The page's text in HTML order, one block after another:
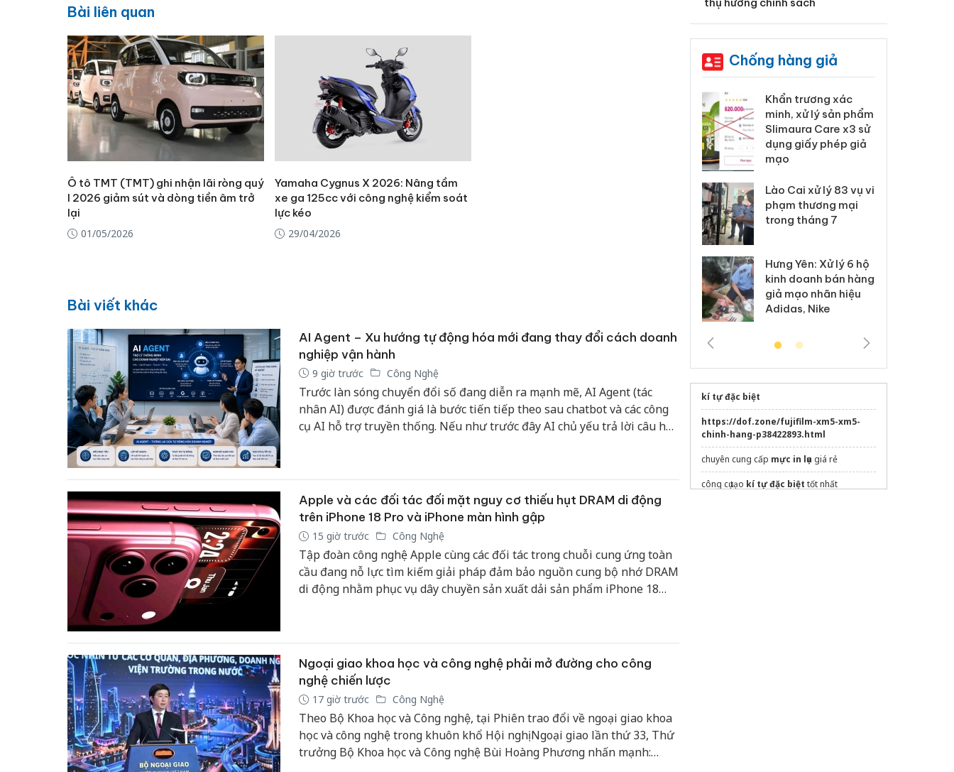
Bài liên quan
Ô tô TMT (TMT) ghi nhận lãi ròng quý
I 2026 giảm sút và dòng tiền âm trở
lại
01/05/2026
Yamaha Cygnus X 2026: Nâng tầm
xe ga 125cc với công nghệ kiểm soát
lực kéo
29/04/2026
Bài viết khác
AI Agent – Xu hướng tự động hóa mới đang thay đổi cách doanh
nghiệp vận hành
9 giờ trước Công Nghệ
Trước làn sóng chuyển đổi số đang diễn ra mạnh mẽ, AI Agent (tác
nhân AI) được đánh giá là bước tiến tiếp theo sau chatbot và các công
cụ AI hỗ trợ truyền thống. Nếu như trước đây AI chủ yếu trả lời câu hỏi
sự giám sát của con người.
Apple và các đối tác đối mặt nguy cơ thiếu hụt DRAM di động
trên iPhone 18 Pro và iPhone màn hình gập
15 giờ trước Công Nghệ
Tập đoàn công nghệ Apple cùng các đối tác trong chuỗi cung ứng toàn
cầu đang nỗ lực tìm kiếm giải pháp đảm bảo nguồn cung bộ nhớ DRAM
di động nhằm phục vụ dây chuyền sản xuất dải sản phẩm iPhone 18
bộ nhớ có thể khiến lượng hàng tồn kho ban đầu của các dòng flagship
này không đạt mức kỳ vọng.
Ngoại giao khoa học và công nghệ phải mở đường cho công
nghệ chiến lược
17 giờ trước Công Nghệ
Theo Bộ Khoa học và Công nghệ, tại Phiên trao đổi về ngoại giao khoa
học và công nghệ trong khuôn khổ Hội nghị Ngoại giao lần thứ 33, Thứ
trưởng Bộ Khoa học và Công nghệ Bùi Hoàng Phương nhấn mạnh:
Chống hàng giả
Khẩn trương xác
minh, xử lý sản phẩm
Slimaura Care x3 sử
dụng giấy phép giả
mạo
Lào Cai xử lý 83 vụ vi
phạm thương mại
trong tháng 7
Hưng Yên: Xử lý 6 hộ
kinh doanh bán hàng
giả mạo nhãn hiệu
Adidas, Nike
kí tự đặc biệt
https://dof.zone/fujifilm-xm5-xm5-
chinh-hang-p38422893.html
chuyên cung cấp mực in lụa giá rẻ
công cụ tạo kí tự đặc biệt tốt nhất